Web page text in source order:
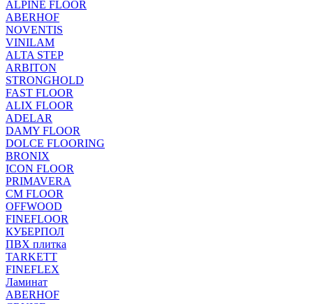
ALPINE FLOOR
ABERHOF
NOVENTIS
VINILAM
ALTA STEP
ARBITON
STRONGHOLD
FAST FLOOR
ALIX FLOOR
ADELAR
DAMY FLOOR
DOLCE FLOORING
BRONIX
ICON FLOOR
PRIMAVERA
CM FLOOR
OFFWOOD
FINEFLOOR
КУБЕРПОЛ
ПВХ плитка
TARKETT
FINEFLEX
Ламинат
ABERHOF